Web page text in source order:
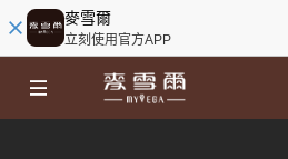
麥雪爾
立刻使用官方APP